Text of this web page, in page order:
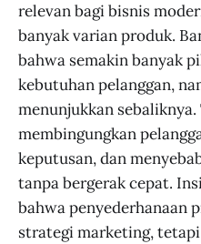
relevan bagi bisnis
banyak varian produk.
bahwa semakin banyak
kebutuhan pelanggan,
menunjukkan
membingungkan
keputusan, dan
tanpa bergerak cepat.
bahwa penyederhanaan
strategi marketing,